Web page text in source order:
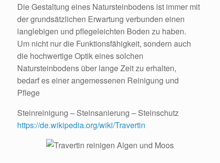
Die Gestaltung eines Natursteinbodens ist immer mit
der grundsätzlichen Erwartung verbunden einen
langlebigen und pflegeleichten Boden zu haben.
Um nicht nur die Funktionsfähigkeit, sondern auch
die hochwertige Optik eines solchen
Natursteinbodens über lange Zeit zu erhalten,
bedarf es einer angemessenen Reinigung und
Pflege
Steinreinigung – Steinsanierung – Steinschutz
https://de.wikipedia.org/wiki/Travertin